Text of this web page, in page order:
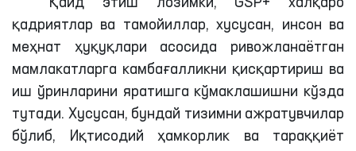
Қайд этиш лозимки, GSP+ халқаро
қадриятлар ва тамойиллар, хусусан, инсон ва
меҳнат ҳуқуқлари асосида ривожланаётган
мамлакатларга камбағалликни қисқартириш ва
иш ўринларини яратишга кўмаклашишни кўзда
тутади. Хусусан, бундай тизимни ажратувчилар
бўлиб, Иқтисодий ҳамкорлик ва тараққиёт